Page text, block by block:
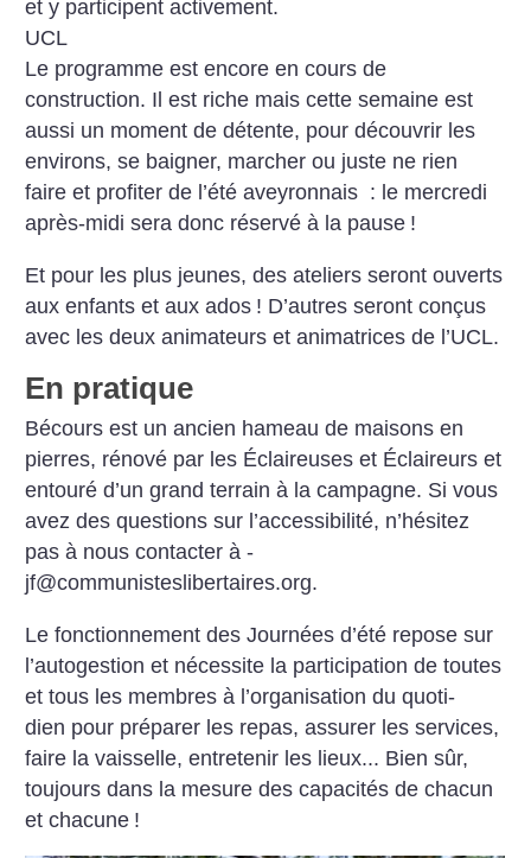
et y participent activement.
UCL
Le programme est encore en cours de
construction. Il est riche mais cette semaine est
aussi un moment de détente, pour découvrir les
environs, se baigner, marcher ou juste ne rien
faire et profiter de l’été aveyronnais : le mercredi
après-midi sera donc réservé à la pause !
Et pour les plus jeunes, des ateliers seront ouverts
aux enfants et aux ados ! D’autres seront conçus
avec les deux animateurs et animatrices de l’UCL.
En pratique
Bécours est un ancien hameau de maisons en
pierres, rénové par les Éclaireuses et Éclaireurs et
entouré d’un grand terrain à la campagne. Si vous
avez des questions sur l’accessibilité, n’hésitez
pas à nous contacter à ­
jf@communisteslibertaires.org.
Le fonctionnement des Journées d’été repose sur
l’autogestion et nécessite la participation de toutes
et tous les membres à l’organisation du quo­ti­
dien pour préparer les repas, assurer les services,
faire la vaisselle, entretenir les lieux... Bien sûr,
toujours dans la mesure des capacités de chacun
et chacune !